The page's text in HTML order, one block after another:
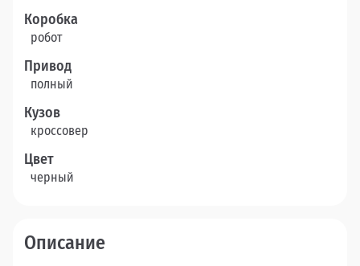
Коробка
робот
Привод
полный
Кузов
кроссовер
Цвет
черный
Описание